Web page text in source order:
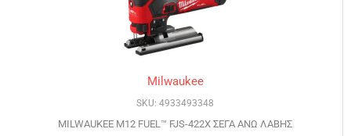
Milwaukee
SKU: 4933493348
MILWAUKEE M12 FUEL™ FJS-422X ΣΕΓΑ ΑΝΩ ΛΑΒΗΣ